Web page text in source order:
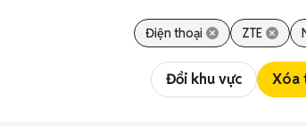
Điện thoại ZTE
Đổi khu vực Xóa